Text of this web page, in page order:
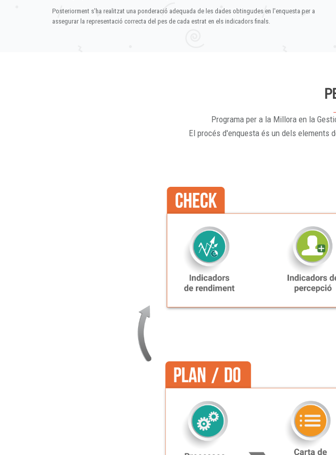
Posteriorment s'ha realitzat una ponderació adequada de les dades obtingudes en l'enquesta per a
assegurar la representació correcta del pes de cada estrat en els indicadors finals.
Programa per a la Millora en la
El procés d'enquesta és un dels elements